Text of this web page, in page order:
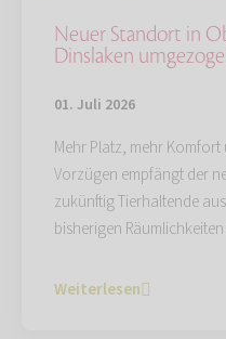
Neuer Standort in
Dinslaken
01. Juli 2026
Mehr Platz, mehr Komfort
Vorzügen empfängt der
zukünftig Tierhaltende
bisherigen
Weiterlesen